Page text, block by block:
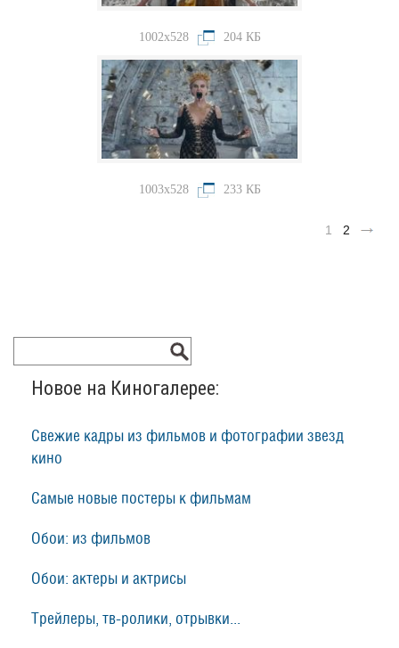
1002x528 204 КБ
1003x528 233 КБ
1 2
Новое на Киногалерее:
Свежие кадры из фильмов и фотографии звезд
кино
Самые новые постеры к фильмам
Обои: из фильмов
Обои: актеры и актрисы
Трейлеры, тв-ролики, отрывки...